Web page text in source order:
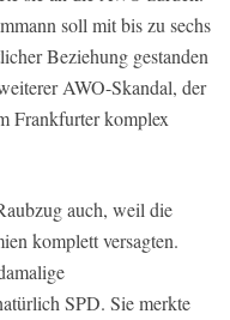
soll mit bis zu sechs
Beziehung gestanden
AWO-Skandal, der
Frankfurter komplex
auch, weil die
komplett versagten.
SPD. Sie merkte